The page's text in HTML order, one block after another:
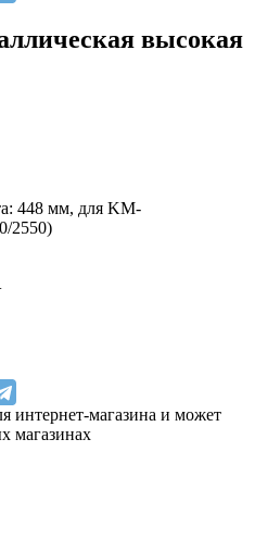
высокая
448 мм, для KM-
2550)
интернет-магазина и может
магазинах